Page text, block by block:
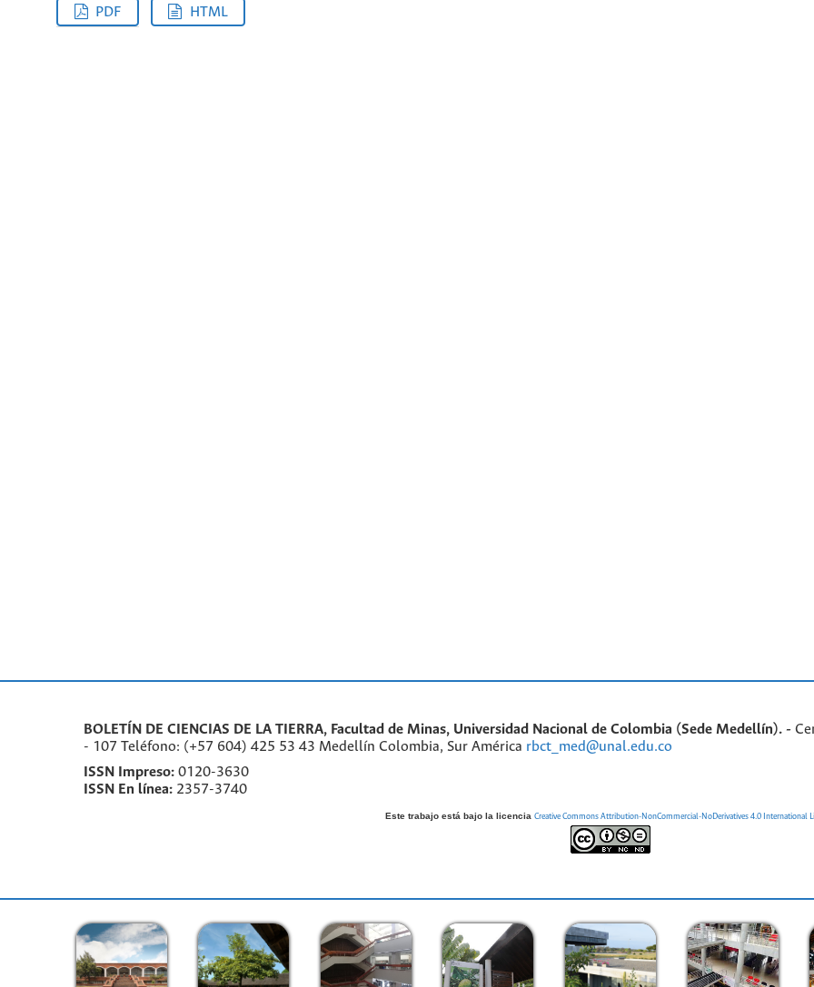
PDF HTML
BOLETÍN DE CIENCIAS DE LA TIERRA, Facultad de Minas, Universidad Nacional de Colombia (Sede Medellín). -
- 107 Teléfono: (+57 604) 425 53 43 Medellín Colombia, Sur América rbct_med@unal.edu.co
ISSN Impreso: 0120-3630
ISSN En línea: 2357-3740
Este trabajo está bajo la licencia Creative Commons Attribution-NonCommercial-NoDerivatives 4.0 International